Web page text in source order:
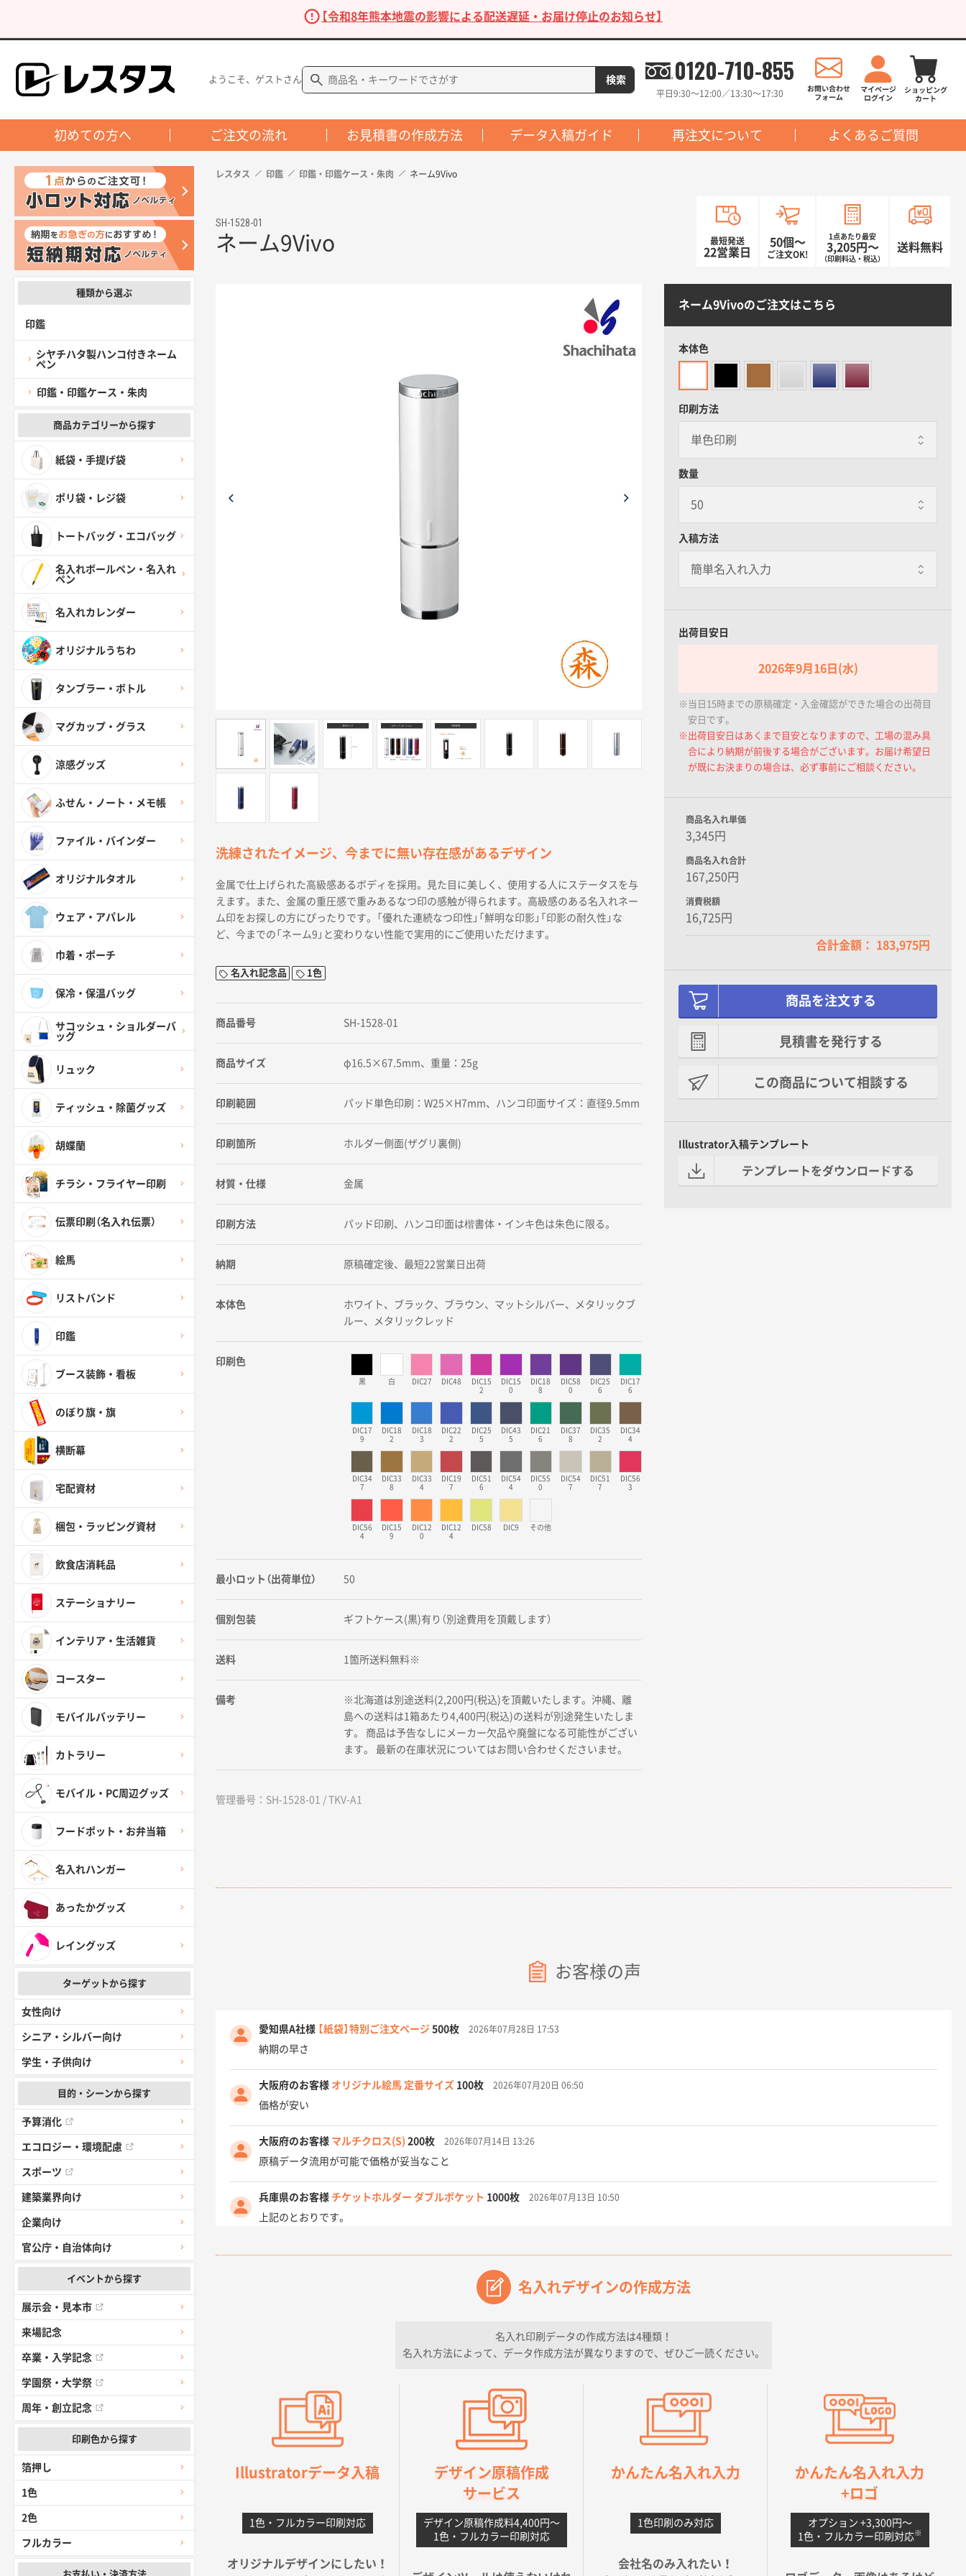
【令和8年熊本地震の影響による配送遅延・お届け停止のお知らせ】
ようこそ、ゲストさん 0120-710-855
平日9:30〜12:00／13:30〜17:30
初めての方へ ご注文の流れ お見積書の作成方法 データ入稿ガイド 再注文について よくあるご質問
種類から選ぶ
印鑑
シヤチハタ製ハンコ付きネーム
ペン
印鑑・印鑑ケース・朱肉
商品カテゴリーから探す
紙袋・手提げ袋
ポリ袋・レジ袋
トートバッグ・エコバッグ
名入れボールペン・名入れ
ペン
名入れカレンダー
オリジナルうちわ
タンブラー・ボトル
マグカップ・グラス
涼感グッズ
ふせん・ノート・メモ帳
ファイル・バインダー
オリジナルタオル
ウェア・アパレル
巾着・ポーチ
保冷・保温バッグ
サコッシュ・ショルダーバ
ッグ
リュック
ティッシュ・除菌グッズ
胡蝶蘭
チラシ・フライヤー印刷
伝票印刷（名入れ伝票）
絵馬
リストバンド
印鑑
ブース装飾・看板
のぼり旗・旗
横断幕
宅配資材
梱包・ラッピング資材
飲食店消耗品
ステーショナリー
インテリア・生活雑貨
コースター
モバイルバッテリー
カトラリー
モバイル・PC周辺グッズ
フードポット・お弁当箱
名入れハンガー
あったかグッズ
レイングッズ
ターゲットから探す
女性向け
シニア・シルバー向け
学生・子供向け
目的・シーンから探す
予算消化
エコロジー・環境配慮
スポーツ
建築業界向け
企業向け
官公庁・自治体向け
イベントから探す
展示会・見本市
来場記念
卒業・入学記念
学園祭・大学祭
周年・創立記念
印刷色から探す
箔押し
1色
2色
フルカラー
レスタス 印鑑 印鑑・印鑑ケース・朱肉 ネーム9Vivo
SH-1528-01
ネーム9Vivo 最短発送
22営業日
50個〜
ご注文OK!
1点あたり最安
3,205円〜
（印刷料込・税込）
送料無料
ネーム9Vivoのご注文はこちら
本体色
印刷方法
数量
入稿方法
出荷目安日
2026年9月16日(水)
※当日15時までの原稿確定・入金確認ができた場合の出荷目
安日です。
※出荷目安日はあくまで目安となりますので、工場の混み具
合により納期が前後する場合がございます。お届け希望日
が既にお決まりの場合は、必ず事前にご相談ください。
商品名入れ単価
3,345円
商品名入れ合計
167,250円
消費税額
16,725円
合計金額： 183,975円
商品を注文する
見積書を発行する
この商品について相談する
Illustrator入稿テンプレート
テンプレートをダウンロードする
洗練されたイメージ、今までに無い存在感があるデザイン
金属で仕上げられた高級感あるボディを採用。見た目に美しく、使用する人にステータスを与
えます。また、金属の重圧感で重みあるなつ印の感触が得られます。高級感のある名入れネー
ム印をお探しの方にぴったりです。「優れた連続なつ印性」「鮮明な印影」「印影の耐久性」な
ど、今までの「ネーム9」と変わりない性能で実用的にご使用いただけます。
名入れ記念品 1色
商品番号 SH-1528-01
商品サイズ φ16.5×67.5mm、重量：25g
印刷範囲 パッド単色印刷：W25×H7mm、ハンコ印面サイズ：直径9.5mm
印刷箇所 ホルダー側面(ザグリ裏側)
材質・仕様 金属
印刷方法 パッド印刷、ハンコ印面は楷書体・インキ色は朱色に限る。
納期 原稿確定後、最短22営業日出荷
本体色
ホワイト、ブラック、ブラウン、マットシルバー、メタリックブ
ルー、メタリックレッド
印刷色
黒 白 DIC27 DIC48
DIC15
2
DIC15
0
DIC18
8
DIC58
0
DIC25
6
DIC17
6
DIC17
9
DIC18
2
DIC18
3
DIC22
2
DIC25
5
DIC43
5
DIC21
6
DIC37
8
DIC35
2
DIC34
4
DIC34
7
DIC33
8
DIC33
4
DIC19
7
DIC51
6
DIC54
4
DIC55
0
DIC54
7
DIC51
7
DIC56
3
DIC56
4
DIC15
9
DIC12
0
DIC12
4
DIC58 DIC9 その他
最小ロット（出荷単位） 50
個別包装 ギフトケース(黒)有り（別途費用を頂戴します）
送料 1箇所送料無料※
備考
※北海道は別途送料(2,200円(税込)を頂戴いたします。沖縄、離
島への送料は1箱あたり4,400円(税込)の送料が別途発生いたしま
す。 商品は予告なしにメーカー欠品や廃盤になる可能性がござい
ます。 最新の在庫状況についてはお問い合わせくださいませ。
管理番号：SH-1528-01 / TKV-A1
お客様の声
愛知県A社様 【紙袋】特別ご注文ページ 500枚 2026年07月28日 17:53
納期の早さ
大阪府のお客様 オリジナル絵馬 定番サイズ 100枚 2026年07月20日 06:50
価格が安い
大阪府のお客様 マルチクロス(S) 200枚 2026年07月14日 13:26
原稿データ流用が可能で価格が妥当なこと
兵庫県のお客様 チケットホルダー ダブルポケット 1000枚 2026年07月13日 10:50
上記のとおりです。
愛知県I社様 【オーダー商品】特別ご注文ページ043000枚 2026年07月03日 09:23
価格 大丈夫そうな会社に見えた
大阪府のお客様 A4フルカラークリアファイル 1000枚 2026年06月11日 14:46
前回使用して良かった。
高知県I社様 【ポリ】特別ご注文ページ 1000枚 2026年06月08日 17:38
愛媛県S社様 不織布フラットバッグ（A4縦サイズ）1000枚 2026年05月25日 15:10
名入れデザインの作成方法
名入れ印刷データの作成方法は4種類！
名入れ方法によって、データ作成方法が異なりますので、ぜひご一読ください。
Illustratorデータ入稿
1色・フルカラー印刷対応
オリジナルデザインにしたい！
デザイン原稿作成
サービス
デザイン原稿作成料4,400円〜
1色・フルカラー印刷対応
かんたん名入れ入力
1色印刷のみ対応
会社名のみ入れたい！
かんたん名入れ入力
+ロゴ
オプション +3,300円〜
1色・フルカラー印刷対応※